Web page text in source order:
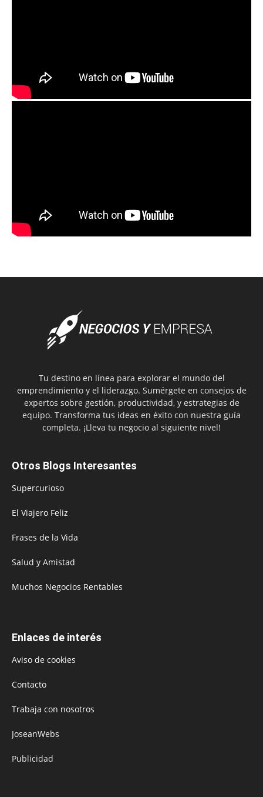
Tu destino en línea para explorar el mundo del
emprendimiento y el liderazgo. Sumérgete en consejos de
expertos sobre gestión, productividad, y estrategias de
equipo. Transforma tus ideas en éxito con nuestra guía
completa. ¡Lleva tu negocio al siguiente nivel!
Otros Blogs Interesantes
Supercurioso
El Viajero Feliz
Frases de la Vida
Salud y Amistad
Muchos Negocios Rentables
Enlaces de interés
Aviso de cookies
Contacto
Trabaja con nosotros
JoseanWebs
Publicidad